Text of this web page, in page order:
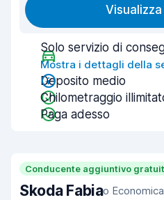
Solo servizio di
Mostra i dettagli della
Deposito medio
Chilometraggio
Paga adesso
Conducente aggiuntivo
Skoda Fabiao